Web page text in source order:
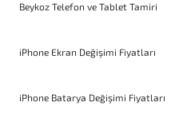
Beykoz Telefon ve Tablet Tamiri
iPhone Ekran Değişimi Fiyatları
iPhone Batarya Değişimi Fiyatları